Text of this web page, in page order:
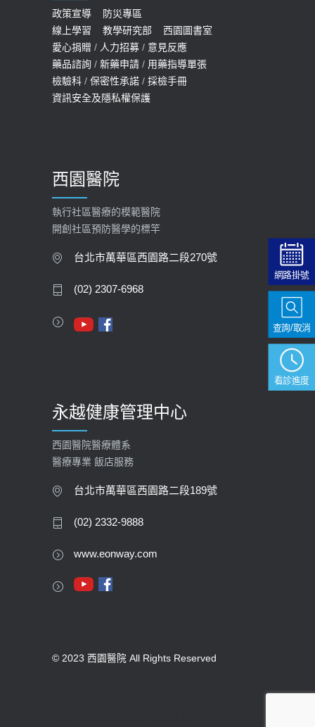
預約
2022-01-07
114年【公費流感及新冠疫苗】門診
預約
2025-09-30
【快速肝癌篩檢MRI】新檢查服務
2026-02-06
大吃大喝、肥胖害到膽囊！膽結石、
膽息肉如何處理？
2023-09-27
政策宣導
防災專區
線上學習
教學研究部
西園圖書室
愛心捐贈 / 人力招募 / 意見反應
藥品諮詢 / 新藥申請 / 用藥指導單張
檢驗科 / 保密性承諾 / 採檢手冊
資訊安全及隱私權保護
西園醫院
執行社區醫療的模範醫院
開創社區預防醫學的標竿
台北市萬華區西園路二段270號
(02) 2307-6968
永越健康管理中心
西園醫院醫療體系
醫療專業 飯店服務
台北市萬華區西園路二段189號
(02) 2332-9888
www.eonway.com
© 2023 西園醫院 All Rights Reserved
網路掛號
看診進度
查詢/取消